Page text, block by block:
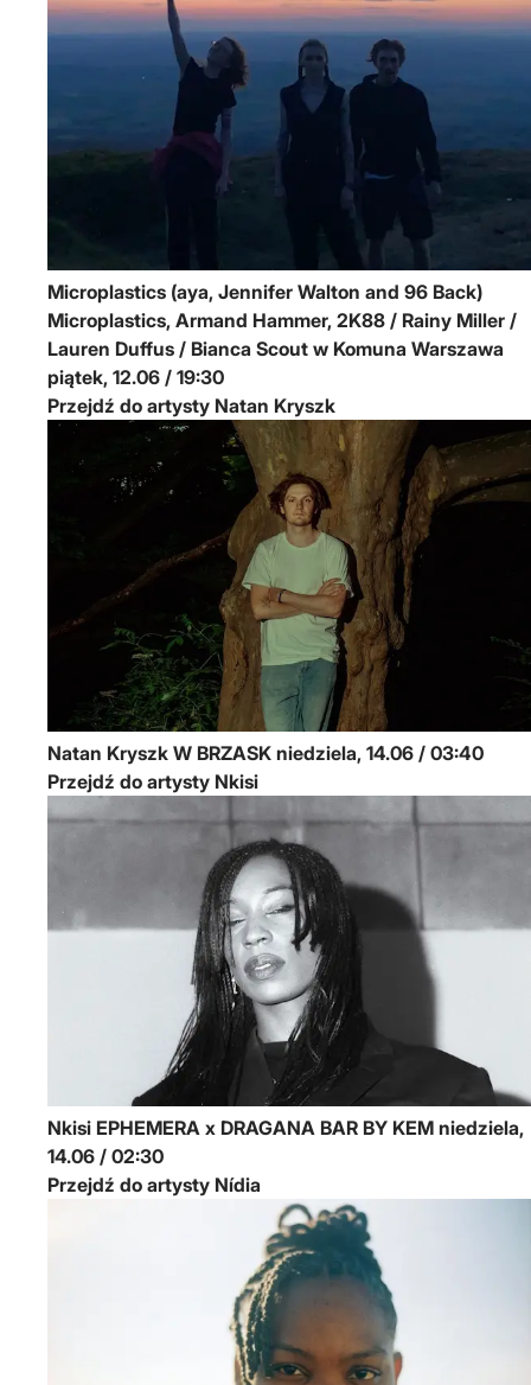
Microplastics (aya, Jennifer Walton and 96 Back)
Microplastics, Armand Hammer, 2K88 / Rainy Miller /
Lauren Duffus / Bianca Scout w Komuna Warszawa
piątek, 12.06 / 19:30
Przejdź do artysty Natan Kryszk
Natan Kryszk W BRZASK
niedziela, 14.06 / 03:40
Przejdź do artysty Nkisi
Nkisi EPHEMERA x DRAGANA BAR BY KEM niedziela,
14.06 / 02:30
Przejdź do artysty Nídia